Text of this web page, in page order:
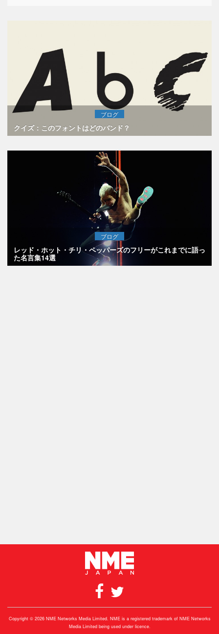
ブログ
クイズ：このフォントはどのバンド？
ブログ
レッド・ホット・チリ・ペッパーズのフリーがこれまでに語っ
た名言集14選
Copyright © 2026 NME Networks Media Limited. NME is a registered trademark of NME Networks
Media Limited being used under licence.